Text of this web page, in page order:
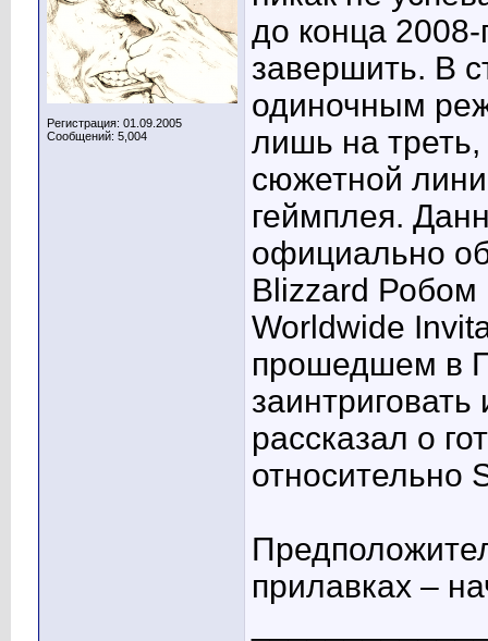
Регистрация: 01.09.2005
Сообщений: 5,004
до конца 2008-
завершить. В
одиночным
лишь на
сюжетной
геймплея.
официально
Blizzard Робом
Worldwide
прошедшем в
рассказал о
относительно
прилавках –